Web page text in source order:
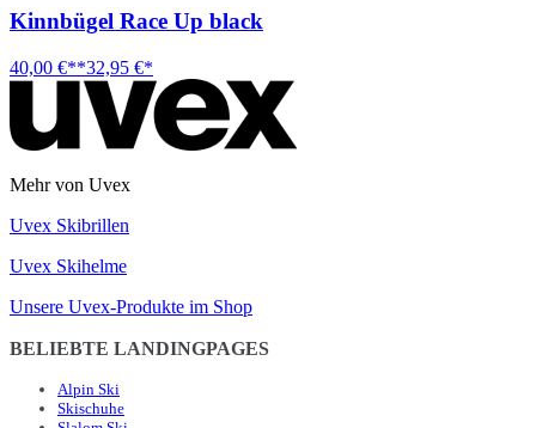
Kinnbügel Race Up black
40,00 €**32,95 €*
Mehr von Uvex
Uvex Skibrillen
Uvex Skihelme
Unsere Uvex-Produkte im Shop
BELIEBTE LANDINGPAGES
Alpin Ski
Skischuhe